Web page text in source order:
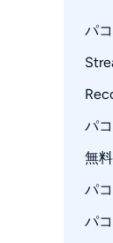
パ
パ
無
パ
パ